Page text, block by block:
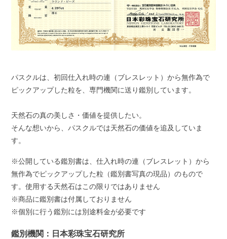
パスクルは、初回仕入れ時の連（ブレスレット）から無作為で
ピックアップした粒を、専門機関に送り鑑別しています。
天然石の真の美しさ・価値を提供したい。
そんな想いから、パスクルでは天然石の価値を追及していま
す。
※公開している鑑別書は、仕入れ時の連（ブレスレット）から
無作為でピックアップした粒（鑑別書写真の現品）のもので
す。使用する天然石はこの限りではありません
※商品に鑑別書は付属しておりません
※個別に行う鑑別には別途料金が必要です
鑑別機関：日本彩珠宝石研究所